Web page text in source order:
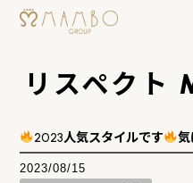
リスペクト
2023人気スタイルです
2023/08/15